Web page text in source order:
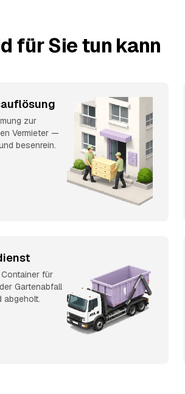
für Sie tun kann
zur
Vermieter —
besenrein.
für
Gartenabfall
abgeholt.